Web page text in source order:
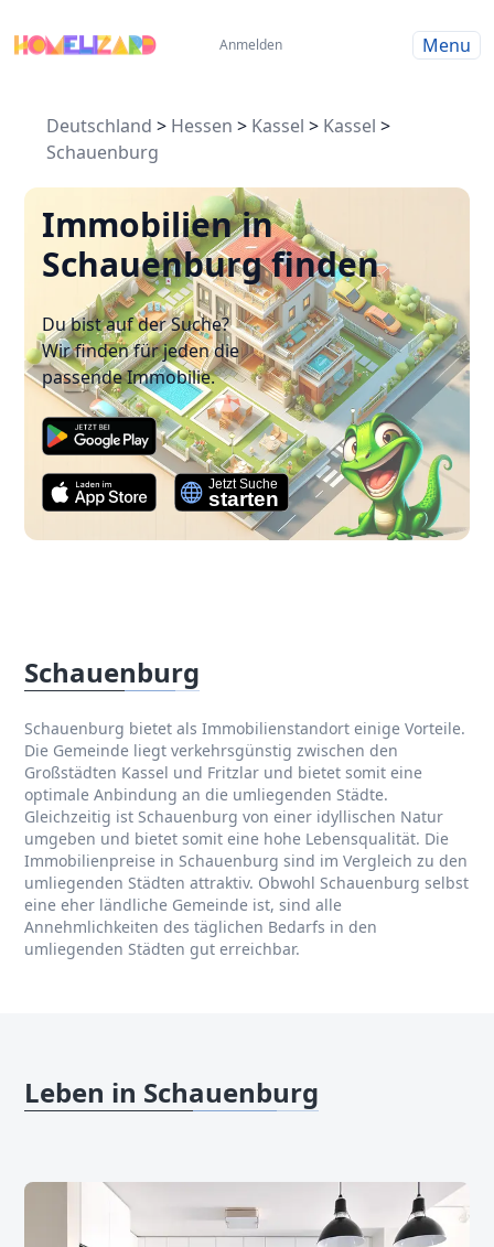
Anmelden Menu
Deutschland > Hessen > Kassel > Kassel >
Schauenburg
Immobilien in
Schauenburg finden
Du bist auf der Suche?
Wir finden für jeden die
passende Immobilie.
Schauenburg
Schauenburg bietet als Immobilienstandort einige Vorteile.
Die Gemeinde liegt verkehrsgünstig zwischen den
Großstädten Kassel und Fritzlar und bietet somit eine
optimale Anbindung an die umliegenden Städte.
Gleichzeitig ist Schauenburg von einer idyllischen Natur
umgeben und bietet somit eine hohe Lebensqualität. Die
Immobilienpreise in Schauenburg sind im Vergleich zu den
umliegenden Städten attraktiv. Obwohl Schauenburg selbst
eine eher ländliche Gemeinde ist, sind alle
Annehmlichkeiten des täglichen Bedarfs in den
umliegenden Städten gut erreichbar.
Leben in Schauenburg